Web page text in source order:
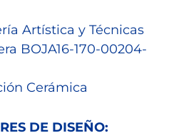
Artística y Técnicas
BOJA16-170-00204-
Cerámica
DE DISEÑO: